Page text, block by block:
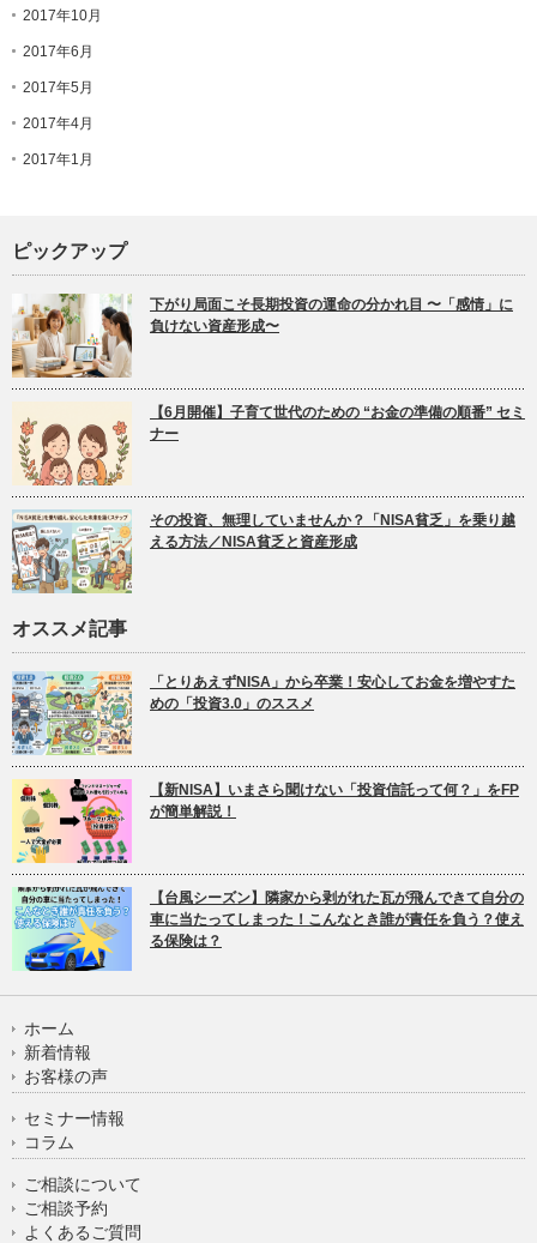
2017年10月
2017年6月
2017年5月
2017年4月
2017年1月
ピックアップ
下がり局面こそ長期投資の運命の分かれ目 〜「感情」に
負けない資産形成〜
【6月開催】子育て世代のための “お金の準備の順番” セミ
ナー
その投資、無理していませんか？「NISA貧乏」を乗り越
える方法／NISA貧乏と資産形成
オススメ記事
「とりあえずNISA」から卒業！安心してお金を増やすた
めの「投資3.0」のススメ
【新NISA】いまさら聞けない「投資信託って何？」をFP
が簡単解説！
【台風シーズン】隣家から剥がれた瓦が飛んできて自分の
車に当たってしまった！こんなとき誰が責任を負う？使え
る保険は？
ホーム
新着情報
お客様の声
セミナー情報
コラム
ご相談について
ご相談予約
よくあるご質問